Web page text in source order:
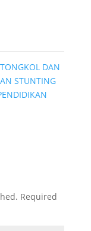
DAN
STUNTING
Required